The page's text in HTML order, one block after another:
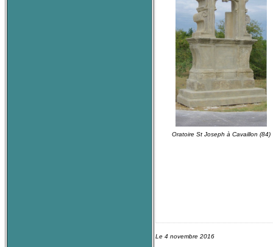
Oratoire St Joseph à Cavaillon (84)
Le 4 novembre 2016